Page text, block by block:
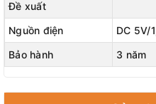
Đề xuất
Nguồn điện
DC 5V/
Bảo hành
3 năm